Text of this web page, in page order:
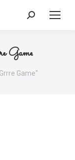
Recherche
Game
Game"